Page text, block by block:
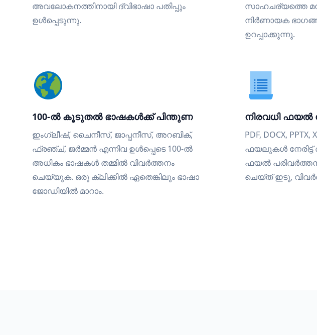
അവലോകനത്തിനായി ദ്വിഭാഷാ പതിപ്പും
ഉൾപ്പെടുന്നു.
സാഹചര്യത്തെ
നിർണായക
ഉറപ്പാക്കുന്നു.
100-ൽ കൂടുതൽ ഭാഷകൾക്ക് പിന്തുണ
ഇംഗ്ലീഷ്, ചൈനീസ്, ജാപ്പനീസ്, അറബിക്,
ഫ്രഞ്ച്, ജർമ്മൻ എന്നിവ ഉൾപ്പെടെ 100-ൽ
അധികം ഭാഷകൾ തമ്മിൽ വിവർത്തനം
ചെയ്യുക. ഒരു ക്ലിക്കിൽ ഏതെങ്കിലും ഭാഷാ
ജോഡിയിൽ മാറാം.
നിരവധി ഫയൽ
PDF, DOCX, PPTX,
ഫയലുകൾ
ഫയൽ
ചെയ്ത് ഇടൂ,